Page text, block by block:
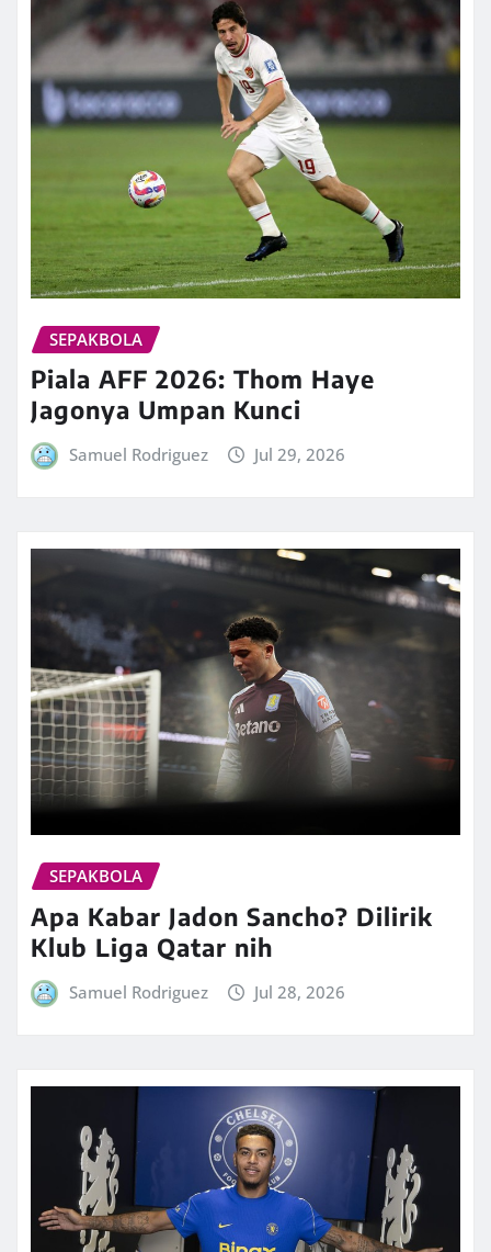
SEPAKBOLA
Piala AFF 2026: Thom Haye
Jagonya Umpan Kunci
Samuel Rodriguez Jul 29, 2026
SEPAKBOLA
Apa Kabar Jadon Sancho? Dilirik
Klub Liga Qatar nih
Samuel Rodriguez Jul 28, 2026